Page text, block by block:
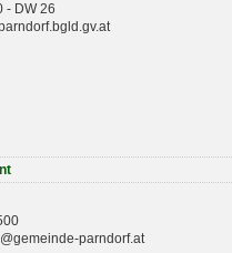
- DW 26
parndorf.at